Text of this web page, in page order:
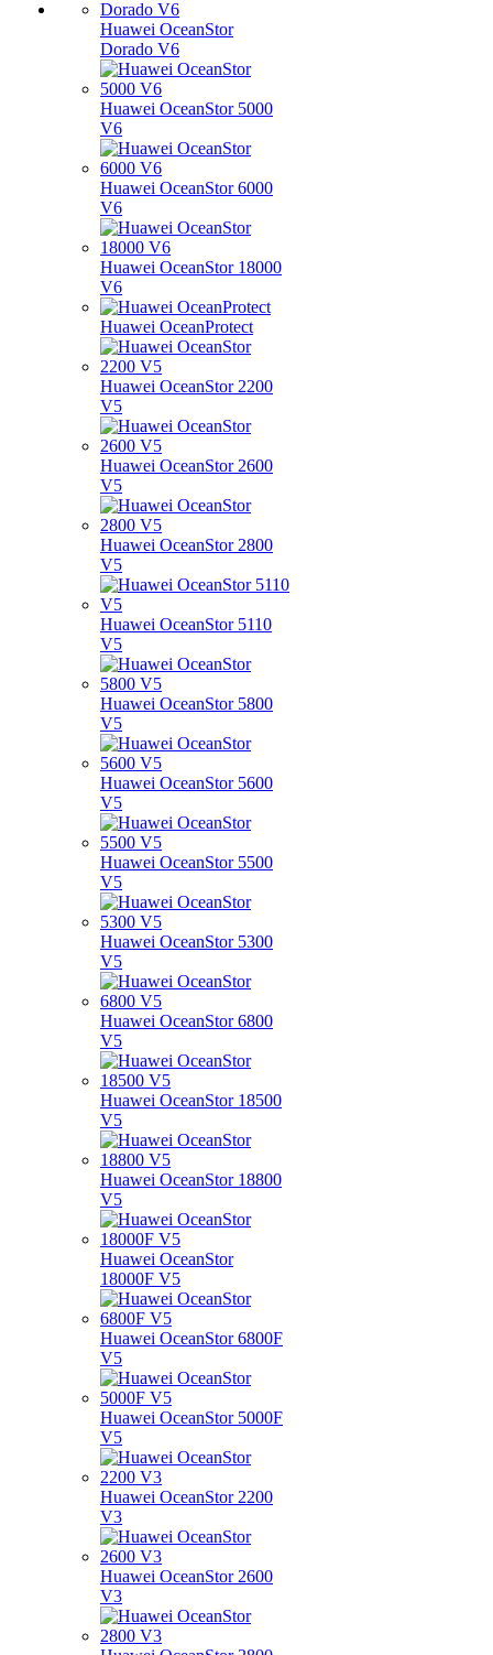
Huawei OceanStor
Dorado V6
Huawei OceanStor 5000
V6
Huawei OceanStor 6000
V6
Huawei OceanStor 18000
V6
Huawei OceanProtect
Huawei OceanStor 2200
V5
Huawei OceanStor 2600
V5
Huawei OceanStor 2800
V5
Huawei OceanStor 5110
V5
Huawei OceanStor 5800
V5
Huawei OceanStor 5600
V5
Huawei OceanStor 5500
V5
Huawei OceanStor 5300
V5
Huawei OceanStor 6800
V5
Huawei OceanStor 18500
V5
Huawei OceanStor 18800
V5
Huawei OceanStor
18000F V5
Huawei OceanStor 6800F
V5
Huawei OceanStor 5000F
V5
Huawei OceanStor 2200
V3
Huawei OceanStor 2600
V3